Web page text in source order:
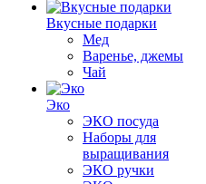
Вкусные подарки
Мед
Варенье, джемы
Чай
Эко
ЭКО посуда
Наборы для
выращивания
ЭКО ручки